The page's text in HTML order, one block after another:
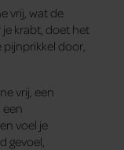
vrij, wat de
krabt, doet het
door,
vrij, een
een
voel je
gevoel,